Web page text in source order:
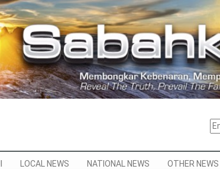
LOCAL NEWS NATIONAL NEWS OTHER NEWS